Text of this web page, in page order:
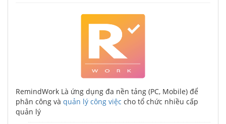
RemindWork Là ứng dụng đa nền tảng (PC, Mobile) để
phân công và quản lý công việc cho tổ chức nhiều cấp
quản lý